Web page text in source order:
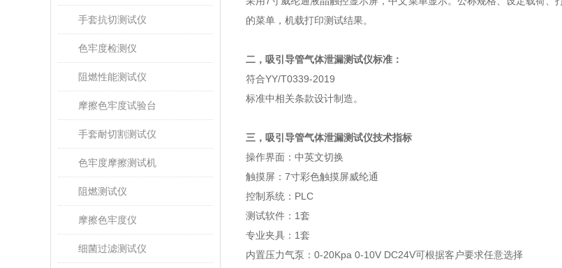
手套抗切测试仪
色牢度检测仪
阻燃性能测试仪
摩擦色牢度试验台
手套耐切割测试仪
色牢度摩擦测试机
阻燃测试仪
摩擦色牢度仪
细菌过滤测试仪
的菜单，机载打印测试结果。
二， 吸引导管气体泄漏测试仪标准：
符合YY/T0339-2019
标准中相关条款设计制造。
三， 吸引导管气体泄漏测试仪技术指标
操作界面 ： 中英文切换
触摸屏： 7寸彩色触摸屏威纶通
控制系统： PLC
测试软件： 1套
专业夹具： 1套
内置压力气泵： 0-20Kpa 0-10V DC24V可根据客户要求任意选择